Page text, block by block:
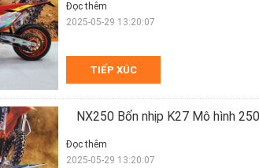
TIẾP XÚC
Đọc thêm
2025-05-29 13:20:07
NX250 Bốn nhịp K27 Mô hình
Đọc thêm
2025-05-29 13:20:07